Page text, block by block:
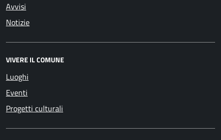
Avvisi
Notizie
VIVERE IL COMUNE
Luoghi
Eventi
Progetti culturali